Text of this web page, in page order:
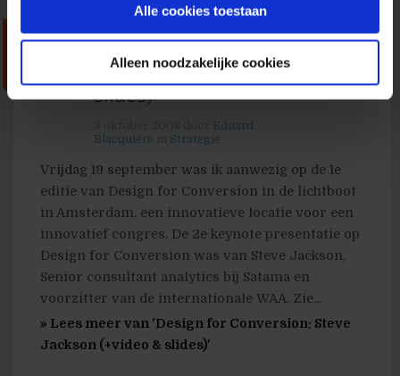
Alle cookies toestaan
Alleen noodzakelijke cookies
Design for Conversion:
Steve Jackson (+video &
slides)
Eduard
Blacquière
Strategie
Vrijdag 19 september was ik aanwezig op de 1e
editie van Design for Conversion in de lichtboot
in Amsterdam, een innovatieve locatie voor een
innovatief congres. De 2e keynote presentatie op
Design for Conversion was van Steve Jackson,
Senior consultant analytics bij Satama en
voorzitter van de internationale WAA. Zie...
» Lees meer van 'Design for Conversion: Steve
Jackson (+video & slides)'